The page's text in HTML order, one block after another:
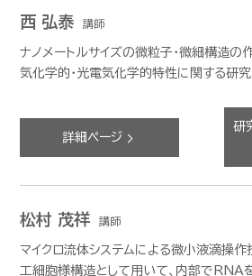
西 弘泰 講師
ナノメートルサイズの微粒子・微細構造の
気化学的・光電気化学的特性に関する研究
詳細ページ
研
松村 茂祥 講師
マイクロ流体システムによる微小液滴操作
工細胞様構造として用いて、内部でRNA